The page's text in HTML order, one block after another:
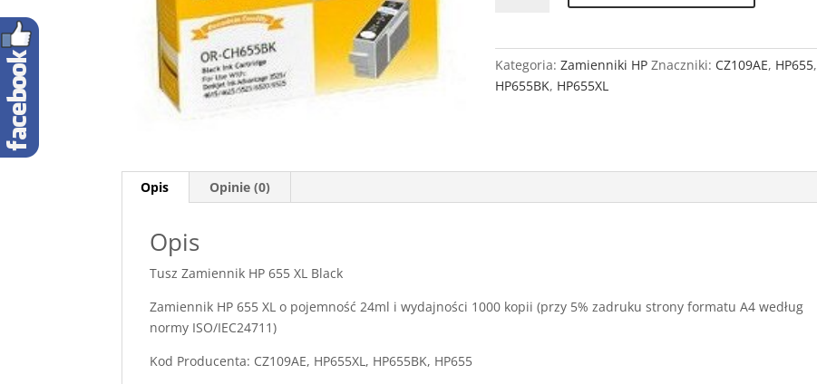
Kategoria:Zamienniki HP Znaczniki: CZ109AE, HP655,
HP655BK, HP655XL
Opis Opinie (0)
Opis
Tusz Zamiennik HP 655 XL Black
Zamiennik HP 655 XL o pojemność 24ml i wydajności 1000 kopii (przy 5% zadruku strony formatu A4 według
normy ISO/IEC24711)
Kod Producenta: CZ109AE, HP655XL, HP655BK, HP655